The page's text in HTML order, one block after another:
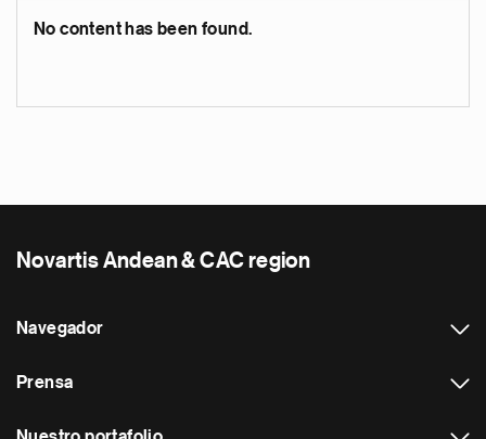
No content has been found.
Novartis Andean & CAC region
Navegador
Prensa